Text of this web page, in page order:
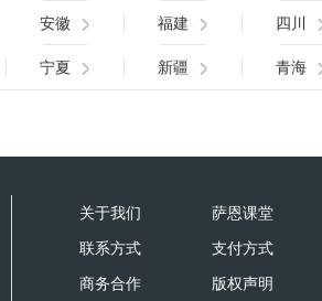
安徽 福建 四川
宁夏 新疆 青海
关于我们
萨恩课堂
联系方式
支付方式
商务合作
版权声明